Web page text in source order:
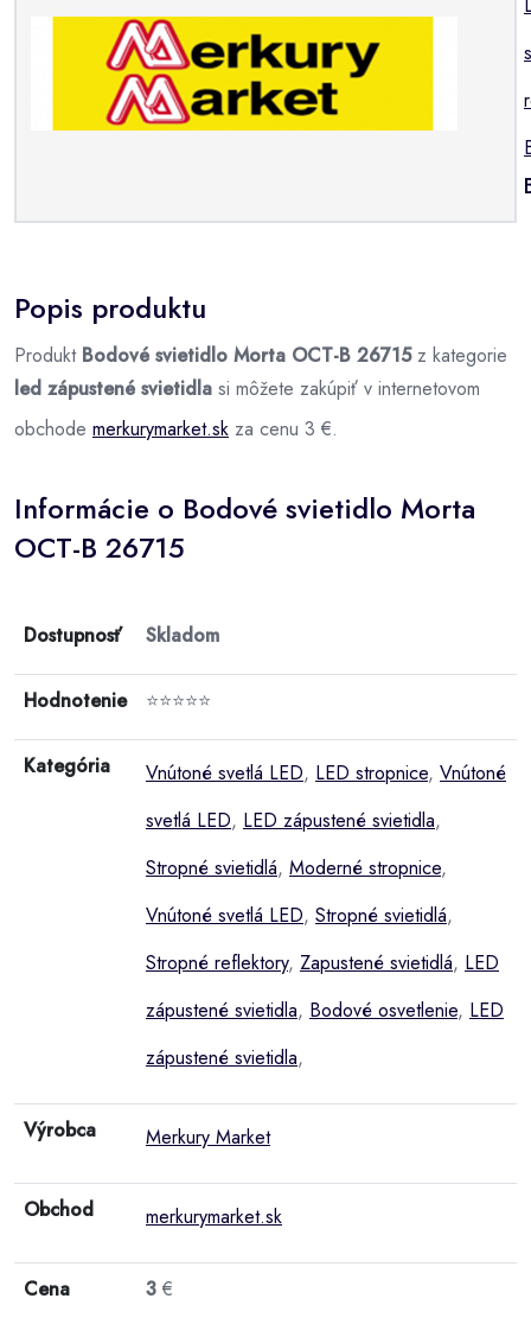
Popis produktu
Produkt Bodové svietidlo Morta OCT-B 26715z kategorie
led zápustené svietidla si môžete zakúpiť v internetovom
obchode merkurymarket.sk za cenu 3 €.
Informácie o Bodové svietidlo Morta
OCT-B 26715
Dostupnosť Skladom
Hodnotenie ⭐⭐⭐⭐⭐
Kategória Vnútoné svetlá LED, LED stropnice, Vnútoné
svetlá LED, LED zápustené svietidla,
Stropné svietidlá, Moderné stropnice,
Vnútoné svetlá LED, Stropné svietidlá,
Stropné reflektory, Zapustené svietidlá, LED
zápustené svietidla, Bodové osvetlenie, LED
zápustené svietidla,
Výrobca Merkury Market
Obchod merkurymarket.sk
Cena 3 €